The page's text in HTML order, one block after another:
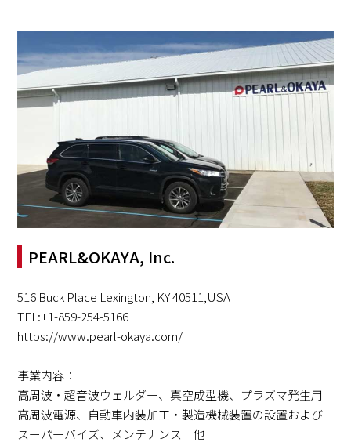
PEARL&OKAYA, Inc.
516 Buck Place Lexington, KY 40511,USA
TEL:+1-859-254-5166
https://www.pearl-okaya.com/
事業内容：
高周波・超音波ウェルダー、真空成型機、プラズマ発生用
高周波電源、自動車内装加工・製造機械装置の設置および
スーパーバイズ、メンテナンス 他